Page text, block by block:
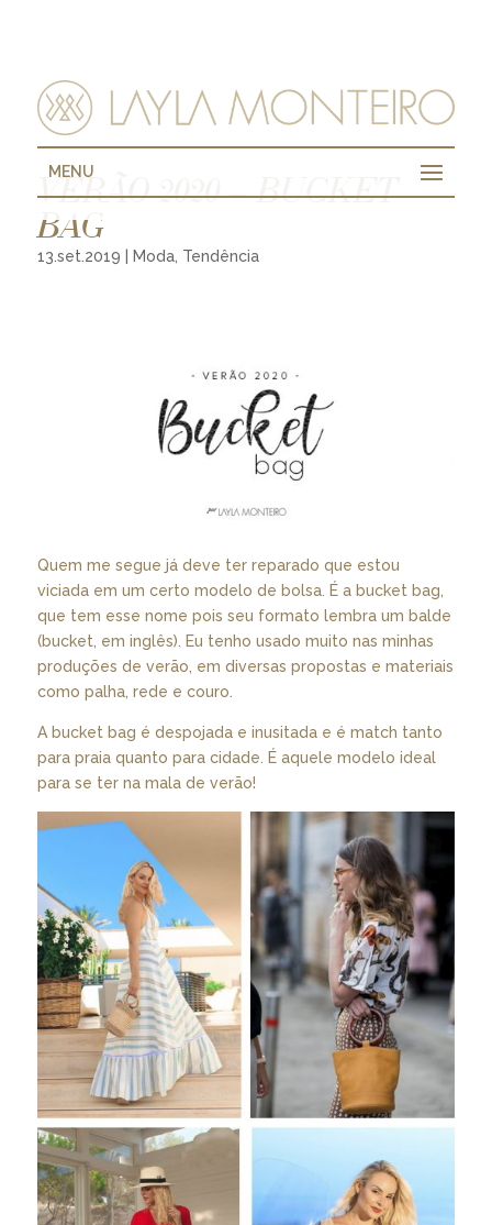
MENU
VERÃO 2020 – BUCKET
BAG
13.set.2019 Moda, Tendência
Quem me segue já deve ter reparado que estou
viciada em um certo modelo de bolsa. É a bucket bag,
que tem esse nome pois seu formato lembra um balde
(bucket, em inglês). Eu tenho usado muito nas minhas
produções de verão, em diversas propostas e materiais
como palha, rede e couro.
A bucket bag é despojada e inusitada e é match tanto
para praia quanto para cidade. É aquele modelo ideal
para se ter na mala de verão!